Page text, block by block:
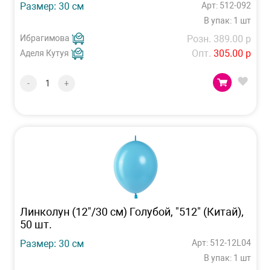
Размер: 30 см
Арт: 512-092
В упак: 1 шт
Ибрагимова
Аделя Кутуя
Розн. 389.00 р
Опт. 305.00 р
- +
Линколун (12"/30 см) Голубой, "512" (Китай),
50 шт.
Размер: 30 см
Арт: 512-12L04
В упак: 1 шт